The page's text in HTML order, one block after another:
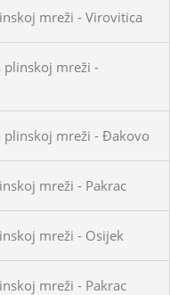
mreži - Virovitica
plinskoj mreži -
mreži - Đakovo
mreži - Pakrac
mreži - Osijek
mreži - Pakrac